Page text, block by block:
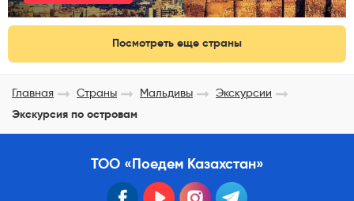
Посмотреть еще страны
Главная Страны Мальдивы
Экскурсии
Экскурсия по островам
ТОО «Поедем Казахстан»
facebook youtube instagram